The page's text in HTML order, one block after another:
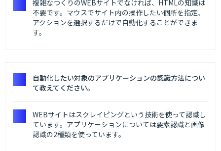
複雑なつくりのWEBサイトでなければ、HTMLの知識は
不要です。マウスでサイト内の操作したい個所を指定、
アクションを選択するだけで自動化することができま
す。
自動化したい対象のアプリケーションの認識方法につい
て教えてください。
WEBサイトはスクレイピングという技術を使って認識し
ています。アプリケーションについては要素認識と画像
認識の2種類を使っています。